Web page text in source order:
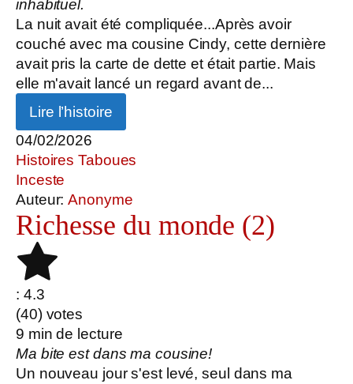
inhabituel.
La nuit avait été compliquée...Après avoir
couché avec ma cousine Cindy, cette dernière
avait pris la carte de dette et était partie. Mais
elle m'avait lancé un regard avant de...
Lire l’histoire
04/02/2026
Histoires Taboues
Inceste
Auteur:Anonyme
Richesse du monde (2)
: 4.3
(40) votes
9 min de lecture
Ma bite est dans ma cousine!
Un nouveau jour s'est levé, seul dans ma